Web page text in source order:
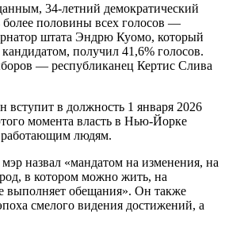
34-летний демократический
более половины всех голосов —
штата Эндрю Куомо, который
получил 41,6% голосов.
— республиканец Кертис Слива
вступит в должность 1 января 2026
момента власть в Нью-Йорке
работающим людям.
назвал «мандатом на изменения, на
в котором можно жить, на
выполняет обещания». Он также
смелого видения достижений, а